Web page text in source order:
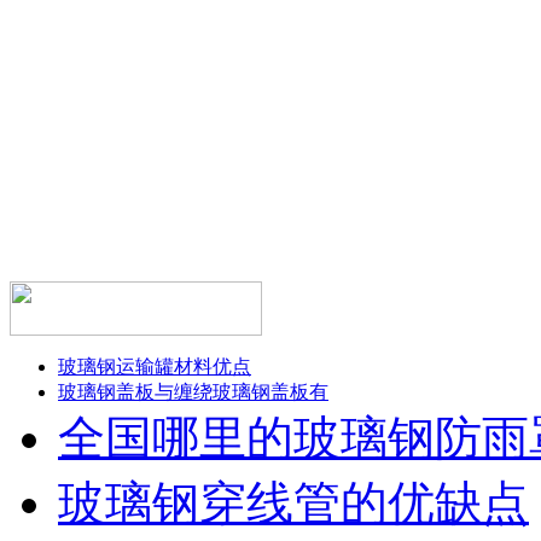
玻璃钢运输罐材料优点
玻璃钢盖板与缠绕玻璃钢盖板有
全国哪里的玻璃钢防
玻璃钢穿线管的优缺点